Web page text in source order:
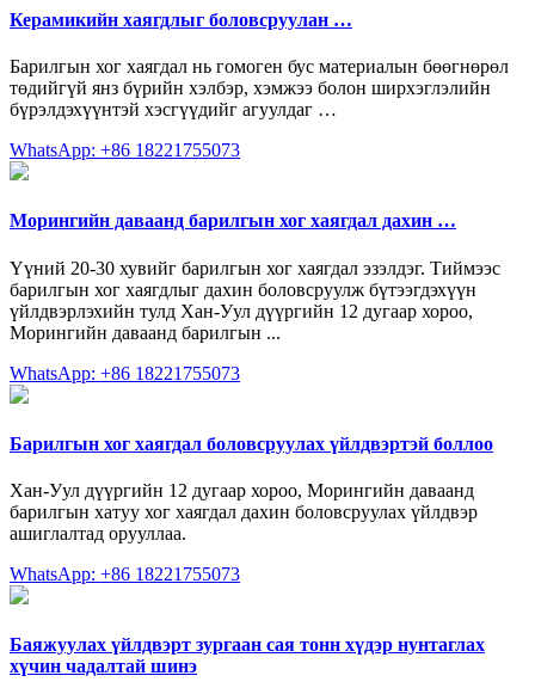
Керамикийн хаягдлыг боловсруулан …
Барилгын хог хаягдал нь гомоген бус материалын бөөгнөрөл
төдийгүй янз бүрийн хэлбэр, хэмжээ болон ширхэглэлийн
бүрэлдэхүүнтэй хэсгүүдийг агуулдаг …
WhatsApp: +86 18221755073
Морингийн даваанд барилгын хог хаягдал дахин …
Үүний 20-30 хувийг барилгын хог хаягдал эзэлдэг. Тиймээс
барилгын хог хаягдлыг дахин боловсруулж бүтээгдэхүүн
үйлдвэрлэхийн тулд Хан-Уул дүүргийн 12 дугаар хороо,
Морингийн даваанд барилгын ...
WhatsApp: +86 18221755073
Барилгын хог хаягдал боловсруулах үйлдвэртэй боллоо
Хан-Уул дүүргийн 12 дугаар хороо, Морингийн даваанд
барилгын хатуу хог хаягдал дахин боловсруулах үйлдвэр
ашиглалтад орууллаа.
WhatsApp: +86 18221755073
Баяжуулах үйлдвэрт зургаан сая тонн хүдэр нунтаглах
хүчин чадалтай шинэ